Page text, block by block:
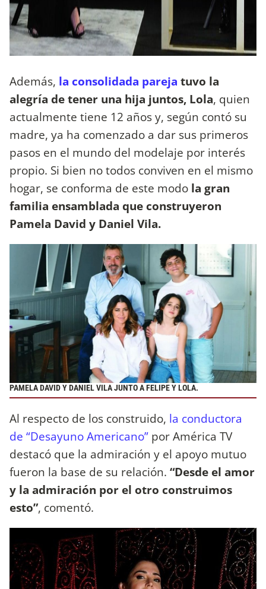
Además, la consolidada pareja tuvo la
alegría de tener una hija juntos, Lola, quien
actualmente tiene 12 años y, según contó su
madre, ya ha comenzado a dar sus primeros
pasos en el mundo del modelaje por interés
propio. Si bien no todos conviven en el mismo
hogar, se conforma de este modo la gran
familia ensamblada que construyeron
Pamela David y Daniel Vila.
PAMELA DAVID Y DANIEL VILA JUNTO A FELIPE Y LOLA.
Al respecto de los construido, la conductora
de “Desayuno Americano” por América TV
destacó que la admiración y el apoyo mutuo
fueron la base de su relación. “Desde el amor
y la admiración por el otro construimos
esto”, comentó.